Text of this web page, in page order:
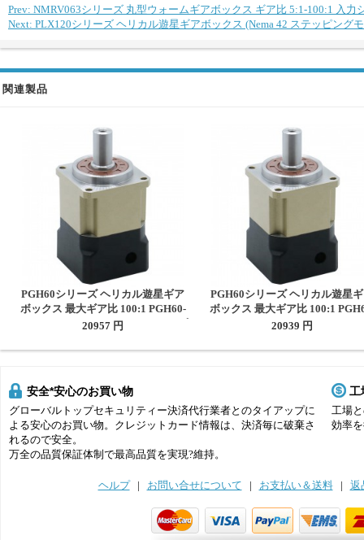
Prev: NMRV063シリーズ 丸型ウォームギアボックス ギア比 5:1-100:1 入力
Next: PLX120シリーズ ヘリカル遊星ギアボックス (Nema 42 ステッピング
関連製品
PGH60シリーズ ヘリカル遊星ギア
ボックス 最大ギア比 100:1 PGH60-
L2SW-Stepper (Nema 23/24ステッピ
20957 円
PGH60シリーズ ヘリカル遊星
ボックス 最大ギア比 100:1
L2SW-SERVO (Nema 23/24サー
20939 円
安全*安心のお買い物
グローバルトップセキュリティー決済代行業者とのタイアップに
よる安心のお買い物。クレジットカード情報は、決済毎に破棄さ
れるので安全。
万全の品質保証体制で最高品質を実現?維持。
工
工場
効率
ヘルプ | お問い合せについて | お支払い＆送料 | 返